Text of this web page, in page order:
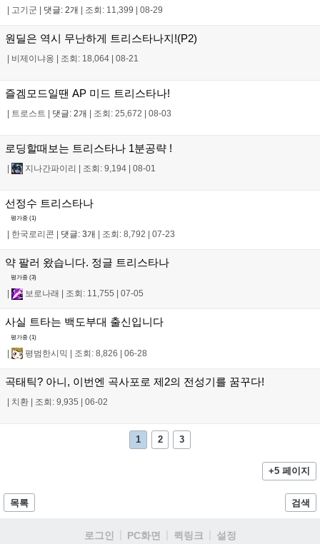
| 고기군 | 댓글: 2개 | 조회: 11,399 | 08-29
원딜은 역시 무난하게 트리스타나지!(P2)
| 비제이냐옹 | 조회: 18,064 | 08-21
즐겜모드일땐 AP 미드 트리스타나!
| 트로스트 | 댓글: 2개 | 조회: 25,672 | 08-03
로딩할때보는 트리스타나 1분공략 !
| 지나간파이리 | 조회: 9,194 | 08-01
선정수 트리스타나
평가중 (1)
한국로리콘 댓글: 3개 조회: 8,792 07-23
약 팔러 왔습니다. 정글 트리스타나
평가중 (3)
보로나래 조회: 11,755 07-05
사실 트타는 백도부대 출신입니다
평가중 (1)
| 평범한시믹 | 조회: 8,826 | 06-28
곡태틱? 아니, 이번엔 곡사포로 제2의 전성기를 꿈꾸다!
| 치환 | 조회: 9,935 | 06-02
1 2 3
+5 페이지
목록 검색
로그인 PC화면 퀵링크 설정